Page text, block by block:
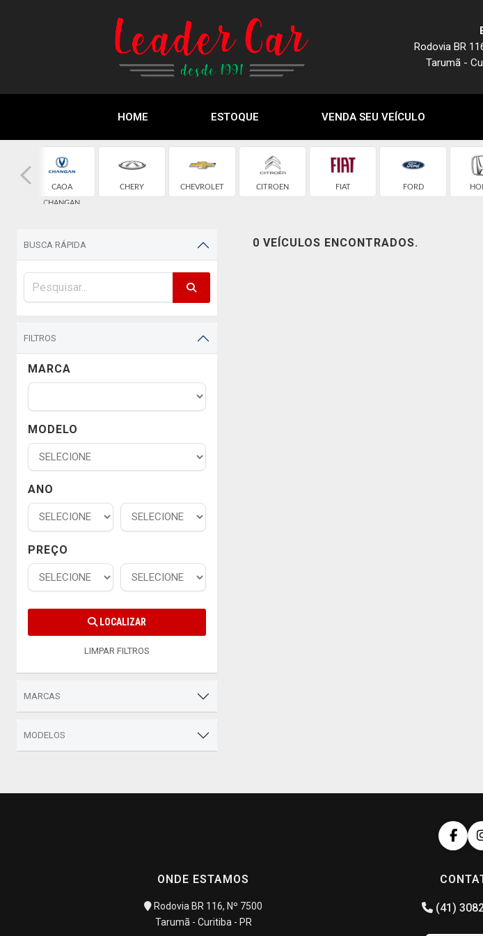
Rodovia BR
Tarumã -
HOME ESTOQUE VENDA SEU VEÍCULO
CAOA
CHANGAN
CHERY CHEVROLET CITROEN FIAT FORD
BUSCA RÁPIDA
FILTROS
MARCA
MODELO
ANO
PREÇO
LOCALIZAR
LIMPAR FILTROS
MARCAS
MODELOS
0 VEÍCULOS ENCONTRADOS.
ONDE ESTAMOS
Rodovia BR 116, Nº 7500
Tarumã - Curitiba - PR
(41)